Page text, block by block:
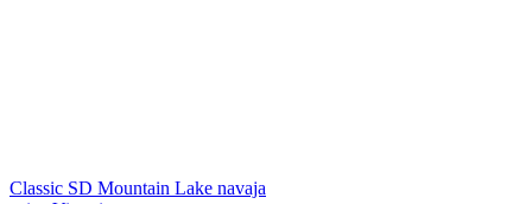
Classic SD Mountain Lake navaja